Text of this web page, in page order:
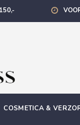
COSMETICA &